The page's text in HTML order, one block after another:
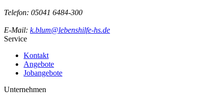
Telefon: 05041 6484-300
E-Mail: k.blum@lebenshilfe-hs.de
Service
Kontakt
Angebote
Jobangebote
Unternehmen